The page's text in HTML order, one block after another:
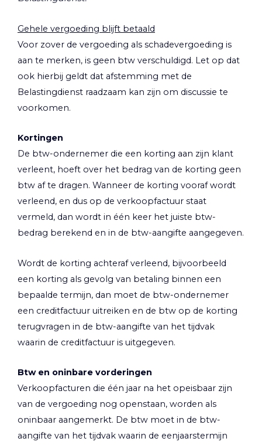
Gehele vergoeding blijft betaald
Voor zover de vergoeding als schadevergoeding is
aan te merken, is geen btw verschuldigd. Let op dat
ook hierbij geldt dat afstemming met de
Belastingdienst raadzaam kan zijn om discussie te
voorkomen.
Kortingen
De btw-ondernemer die een korting aan zijn klant
verleent, hoeft over het bedrag van de korting geen
btw af te dragen. Wanneer de korting vooraf wordt
verleend, en dus op de verkoopfactuur staat
vermeld, dan wordt in één keer het juiste btw-
bedrag berekend en in de btw-aangifte aangegeven.
Wordt de korting achteraf verleend, bijvoorbeeld
een korting als gevolg van betaling binnen een
bepaalde termijn, dan moet de btw-ondernemer
een creditfactuur uitreiken en de btw op de korting
terugvragen in de btw-aangifte van het tijdvak
waarin de creditfactuur is uitgegeven.
Btw en oninbare vorderingen
Verkoopfacturen die één jaar na het opeisbaar zijn
van de vergoeding nog openstaan, worden als
oninbaar aangemerkt. De btw moet in de btw-
aangifte van het tijdvak waarin de eenjaarstermijn